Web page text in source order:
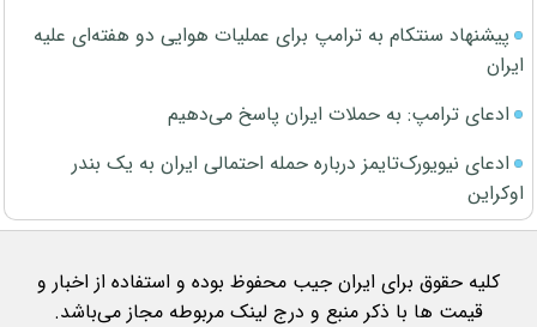
پیشنهاد سنتکام به ترامپ برای عملیات هوایی دو هفته‌ای علیه
ایران
ادعای ترامپ: به حملات ایران پاسخ می‌دهیم
ادعای نیویورک‌تایمز درباره حمله احتمالی ایران به یک بندر
اوکراین
کلیه حقوق برای ایران جیب محفوظ بوده و استفاده از اخبار و
قیمت ها با ذکر منبع و درج لینک مربوطه مجاز می‌باشد.